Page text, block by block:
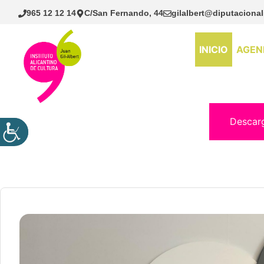
Saltar
965 12 12 14 C/San Fernando, 44
INICIO